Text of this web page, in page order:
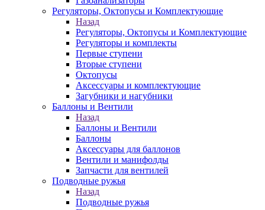
Регуляторы, Октопусы и Комплектующие
Назад
Регуляторы, Октопусы и Комплектующие
Регуляторы и комплекты
Первые ступени
Вторые ступени
Октопусы
Аксессуары и комплектующие
Загубники и нагубники
Баллоны и Вентили
Назад
Баллоны и Вентили
Баллоны
Аксессуары для баллонов
Вентили и манифолды
Запчасти для вентилей
Подводные ружья
Назад
Подводные ружья